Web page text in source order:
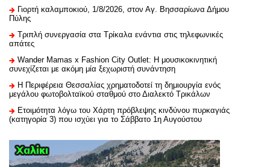
Γιορτή καλαμποκιού, 1/8/2026, στον Αγ. Βησσαρίωνα Δήμου
Πύλης
Τριπλή συνεργασία στα Τρίκαλα ενάντια στις τηλεφωνικές
απάτες
Wander Mamas x Fashion City Outlet: Η μουσικοκινητική
συνεχίζεται με ακόμη μία ξεχωριστή συνάντηση
H Περιφέρεια Θεσσαλίας χρηματοδοτεί τη δημιουργία ενός
μεγάλου φωτοβολταϊκού σταθμού στο Διαλεκτό Τρικάλων
Ετοιμότητα λόγω του Χάρτη πρόβλεψης κινδύνου πυρκαγιάς
(κατηγορία 3) που ισχύει για το Σάββατο 1η Αυγούστου